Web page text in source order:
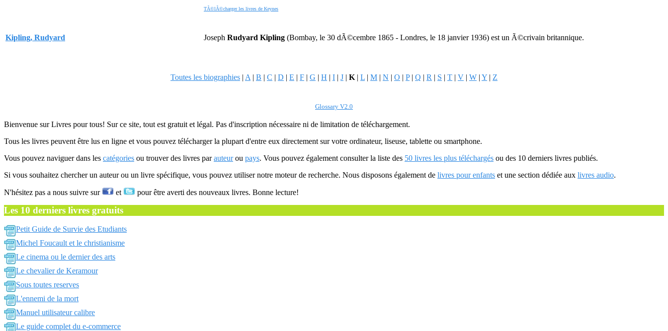
TÃ©lÃ©charger les livres de Keynes
Kipling, Rudyard Joseph Rudyard Kipling (Bombay, le 30 dÃ©cembre 1865 - Londres, le 18 janvier 1936) est un Ã©crivain britannique.
Toutes les biographies | A | B | C | D | E | F | G | H | I | J | K | L | M | N | O | P| Q | R | S | T | V | W | Y | Z
Glossary V2.0
Bienvenue sur Livres pour tous! Sur ce site, tout est gratuit et légal. Pas d'inscription nécessaire ni de limitation de téléchargement.
Tous les livres peuvent être lus en ligne et vous pouvez télécharger la plupart d'entre eux directement sur votre ordinateur, liseuse, tablette ou smartphone.
Vous pouvez naviguer dans les catégories ou trouver des livres parauteurou pays. Vous pouvez également consulter la liste des 50 livres les plus téléchargés ou des 10 derniers livres publiés.
Si vous souhaitez chercher un auteur ou un livre spécifique, vous pouvez utiliser notre moteur de recherche. Nous disposons également de livres pour enfants et une section dédiée aux livres audio.
N'hésitez pas a nous suivre sur et pour être averti des nouveaux livres. Bonne lecture!
Les 10 derniers livres gratuits
Petit Guide de Survie des Etudiants
Michel Foucault et le christianisme
Le cinema ou le dernier des arts
Le chevalier de Keramour
Sous toutes reserves
L'ennemi de la mort
Manuel utilisateur calibre
Le guide complet du e-commerce